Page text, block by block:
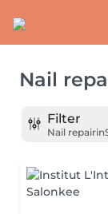
Nail
Filter
Nail repairin